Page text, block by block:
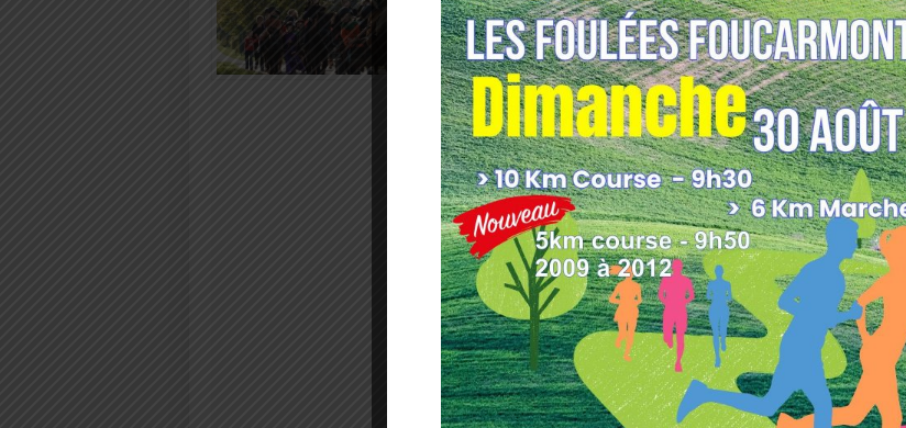
Programme Vacances Février Découvrez le
programme… Le Poney Club de Mesnières en
bray vient [...]
1 2